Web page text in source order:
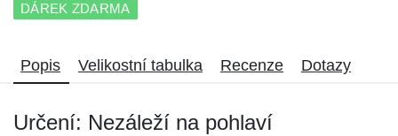
DÁREK ZDARMA
Popis Velikostní tabulka Recenze Dotazy
Určení: Nezáleží na pohlaví